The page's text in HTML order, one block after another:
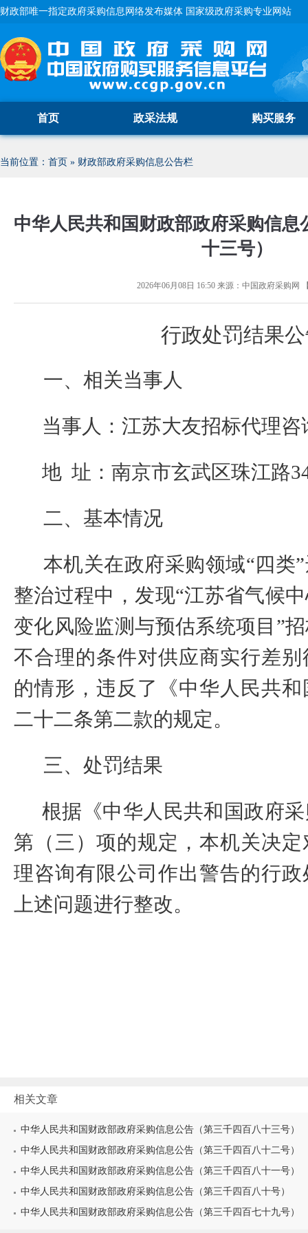
财政部唯一指定政府采购信息网络发布媒体 国家级政府采购专业网站
首页 政采法规 购买服务
当前位置： 首页 » 财政部政府采购信息公告栏
中华人民共和国财政部政府采购信息
十三号）
2026年06月08日 16:50来源： 中国政府采购网
行政处罚结果
一、相关当事人
当事人：江苏大友招标代理咨
地 址：南京市玄武区珠江路
二、 基本情况
本机关在政府采购领域“四类
整治过程中，发现“江苏省气候
变化风险监测与预估系统项目”
不合理的条件对供应商实行差
的情形，违反了《中华人民共
二十二条第二款的规定。
三、处罚结果
根据《中华人民共和国政府
第（三）项的规定，本机关决
理咨询有限公司作出警告的行
上述问题进行整改。
相关文章
中华人民共和国财政部政府采购信息公告（第三千四百八十三号）
中华人民共和国财政部政府采购信息公告（第三千四百八十二号）
中华人民共和国财政部政府采购信息公告（第三千四百八十一号）
中华人民共和国财政部政府采购信息公告（第三千四百八十号）
中华人民共和国财政部政府采购信息公告（第三千四百七十九号）